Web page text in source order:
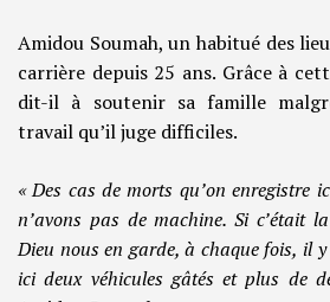
Amidou Soumah, un habitué des
carrière depuis 25 ans. Grâce à
dit-il à soutenir sa famille
travail qu’il juge difficiles.
« Des cas de morts qu’on enregistre
n’avons pas de machine. Si c’était
Dieu nous en garde, à chaque fois, il
ici deux véhicules gâtés et plus de